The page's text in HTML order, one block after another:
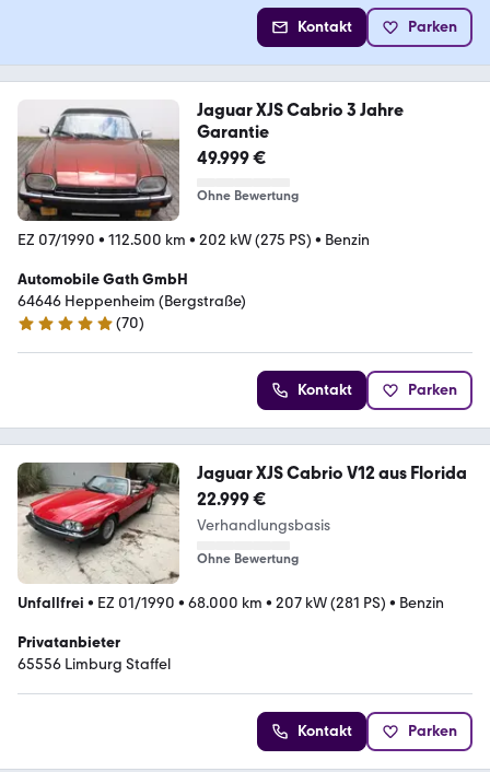
Kontakt Parken
Jaguar XJS Cabrio 3 Jahre
Garantie
49.999 €
Ohne Bewertung
EZ 07/1990 • 112.500 km • 202 kW (275 PS) • Benzin
Automobile Gath GmbH
64646 Heppenheim (Bergstraße)
5 Sterne
(70)
Kontakt Parken
Jaguar XJS Cabrio V12 aus Florida
22.999 €
Verhandlungsbasis
Ohne Bewertung
Unfallfrei • EZ 01/1990 • 68.000 km • 207 kW (281 PS) • Benzin
Privatanbieter
65556 Limburg Staffel
Kontakt Parken